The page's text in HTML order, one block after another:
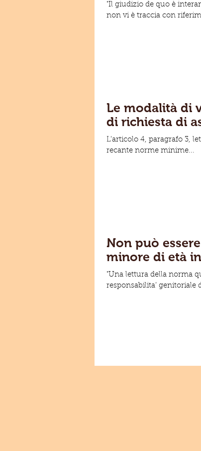
"Il giudizio de quo è
non vi è traccia con
Le modalità di
di richiesta di
L'articolo 4, paragrafo 3,
recante norme minime...
Non può
minore di età
"Una lettura della norma
responsabilita’ genitoriale